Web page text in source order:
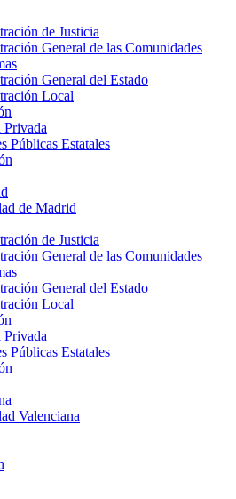
de Justicia
General de las Comunidades
General del Estado
Local
Privada
Públicas Estatales
de Madrid
de Justicia
General de las Comunidades
General del Estado
Local
Privada
Públicas Estatales
Valenciana